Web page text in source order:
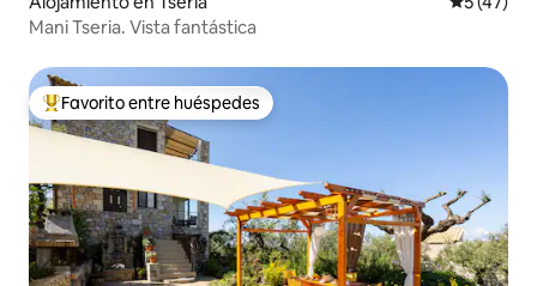
Mani Tseria. Vista fantástica
Favorito entre huéspedes preferido
Favorito entre huéspedes